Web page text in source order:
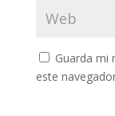
Guarda mi
este